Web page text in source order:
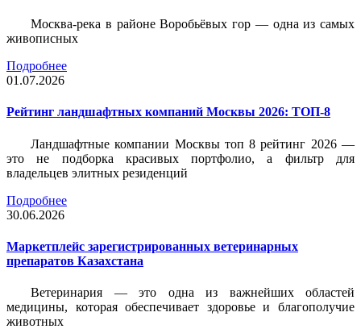
Москва-река в районе Воробьёвых гор — одна из самых
живописных
Подробнее
01.07.2026
Рейтинг ландшафтных компаний Москвы 2026: ТОП-8
Ландшафтные компании Москвы топ 8 рейтинг 2026 —
это не подборка красивых портфолио, а фильтр для
владельцев элитных резиденций
Подробнее
30.06.2026
Маркетплейс зарегистрированных ветеринарных
препаратов Казахстана
Ветеринария — это одна из важнейших областей
медицины, которая обеспечивает здоровье и благополучие
животных